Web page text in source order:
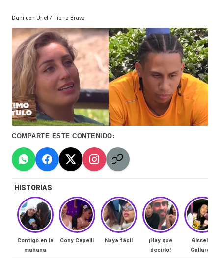
á
n
d
ul
a
C
hi
le
n
🔥
R
e
al
Hermano
-
Tendencias
-
Exclusivas
-
Tv
y
redes
-
lacvc.com
Dani con Uriel / Tierra Brava
COMPARTE ESTE CONTENIDO:
HISTORIAS
Contigo en la
mañana
Cony Capelli Naya fácil
¡Hay que
decirlo!
Gissella
Gallardo